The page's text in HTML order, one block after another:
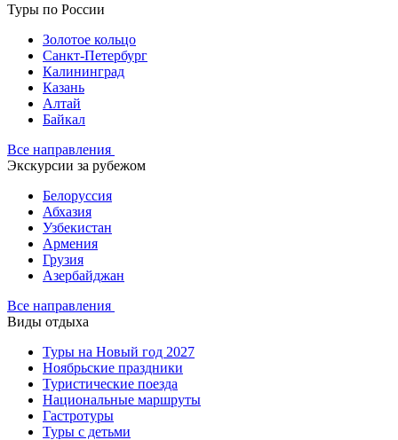
Туры по России
Золотое кольцо
Санкт-Петербург
Калининград
Казань
Алтай
Байкал
Все направления
Экскурсии за рубежом
Белоруссия
Абхазия
Узбекистан
Армения
Грузия
Азербайджан
Все направления
Виды отдыха
Туры на Новый год 2027
Ноябрьские праздники
Туристические поезда
Национальные маршруты
Гастротуры
Туры с детьми